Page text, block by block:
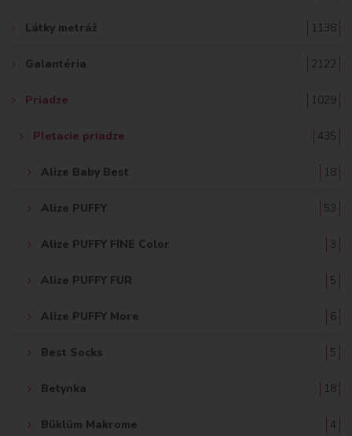
Látky metráž 1138
Galantéria 2122
Priadze 1029
Pletacie priadze 435
Alize Baby Best 18
Alize PUFFY 53
Alize PUFFY FINE Color 3
Alize PUFFY FUR 5
Alize PUFFY More 6
Best Socks 5
Betynka 18
Büklüm Makrome 4